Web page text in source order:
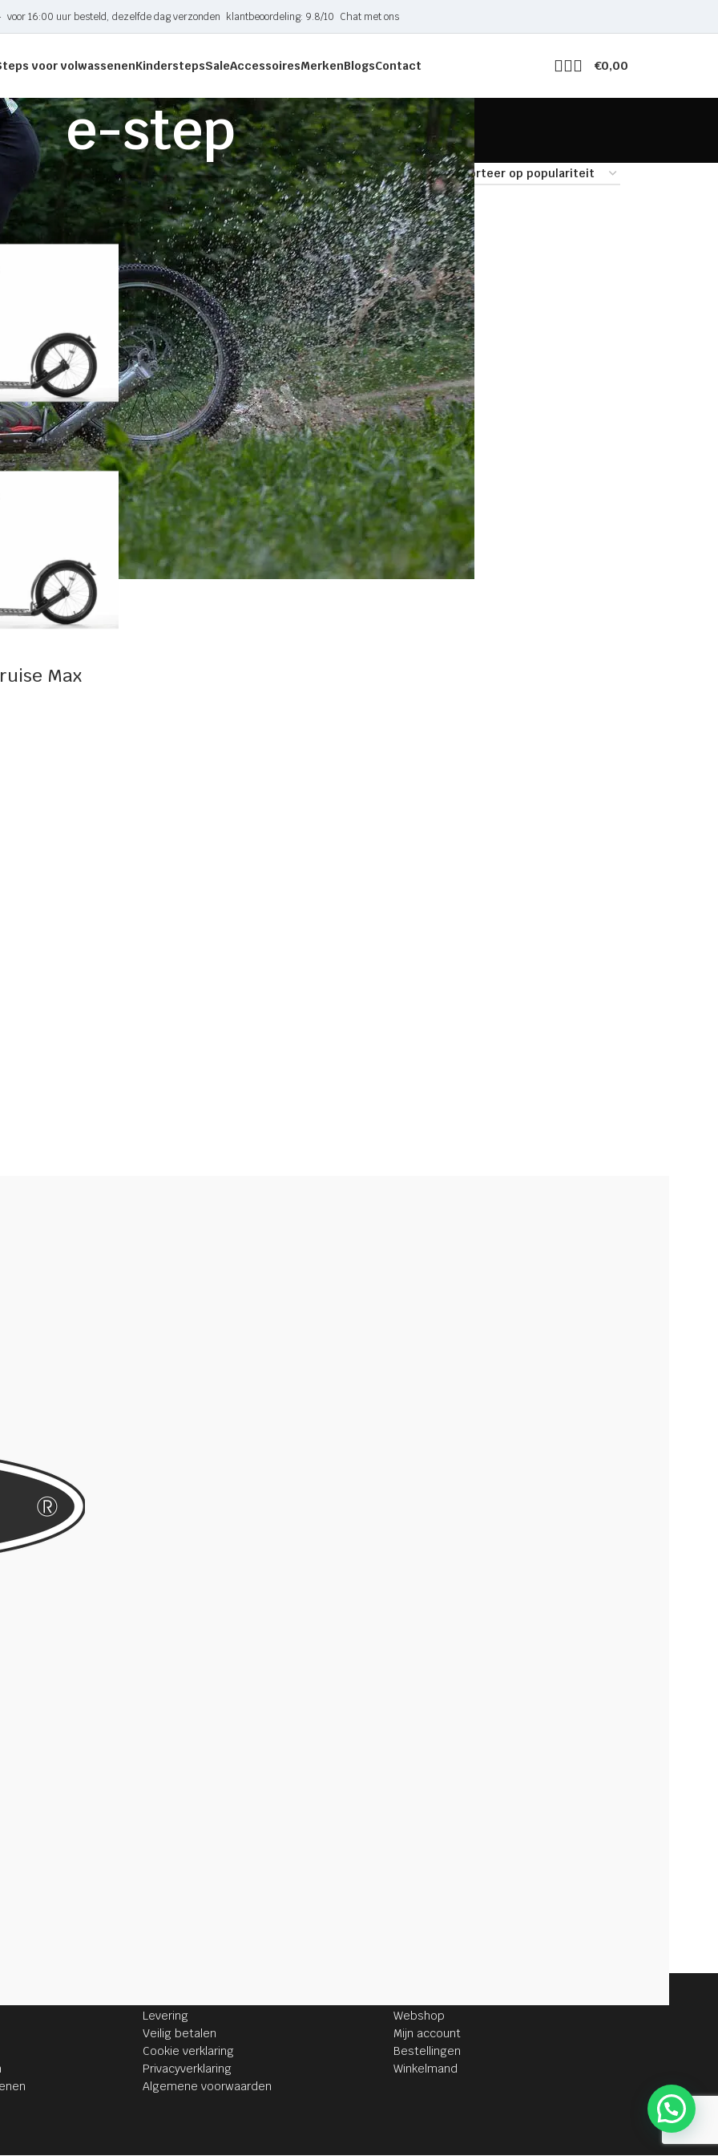
voor 16:00 uur besteld, dezelfde dag verzonden klantbeoordeling: 9.8/10 Chat met ons
voor volwassenenKinderstepsSaleAccessoiresMerkenBlogsContact €0,00
e-step
“e-step” Toon 9 24 36
Max
Levering
Veilig betalen
Cookie verklaring
Privacyverklaring
Algemene voorwaarden
Webshop
Mijn account
Bestellingen
Winkelmand